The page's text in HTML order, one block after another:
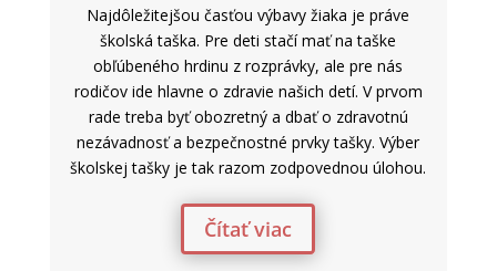
Najdôležitejšou časťou výbavy žiaka je práve
školská taška. Pre deti stačí mať na taške
obľúbeného hrdinu z rozprávky, ale pre nás
rodičov ide hlavne o zdravie našich detí. V prvom
rade treba byť obozretný a dbať o zdravotnú
nezávadnosť a bezpečnostné prvky tašky. Výber
školskej tašky je tak razom zodpovednou úlohou.
Čítať viac